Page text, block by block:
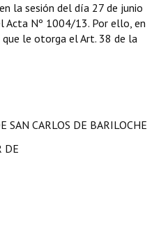
la sesión del día 27 de junio
Acta Nº 1004/13. Por ello, en
le otorga el Art. 38 de la
SAN CARLOS DE BARILOCHE
DE